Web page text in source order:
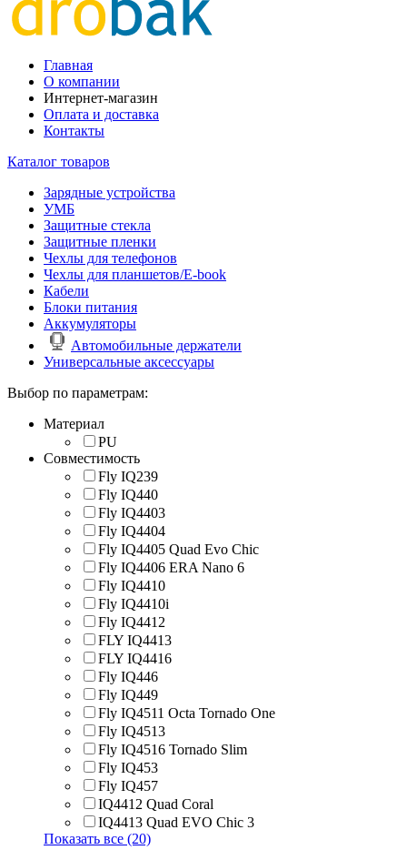
Главная
О компании
Интернет-магазин
Оплата и доставка
Контакты
Каталог товаров
Зарядные устройства
УМБ
Защитные стекла
Защитные пленки
Чехлы для телефонов
Чехлы для планшетов/E-book
Кабели
Блоки питания
Аккумуляторы
Автомобильные держатели
Универсальные аксессуары
Выбор по параметрам:
Материал
PU
Совместимость
Fly IQ239
Fly IQ440
Fly IQ4403
Fly IQ4404
Fly IQ4405 Quad Evo Chic
Fly IQ4406 ERA Nano 6
Fly IQ4410
Fly IQ4410i
Fly IQ4412
FLY IQ4413
FLY IQ4416
Fly IQ446
Fly IQ449
Fly IQ4511 Octa Tornado One
Fly IQ4513
Fly IQ4516 Tornado Slim
Fly IQ453
Fly IQ457
IQ4412 Quad Coral
IQ4413 Quad EVO Chic 3
Показать все (20)